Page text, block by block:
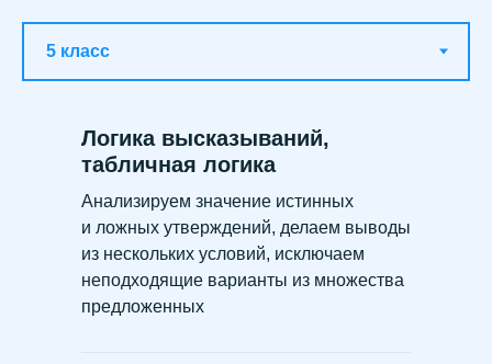
Анализируем значение истинных
и ложных утверждений, делаем выводы
из нескольких условий, исключаем
неподходящие варианты из множества
предложенных
Логика высказываний,
табличная логика